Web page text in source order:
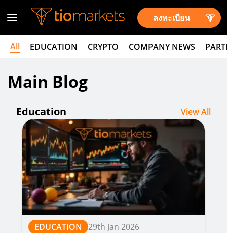
ลงทะเบียน
All EDUCATION CRYPTO COMPANY NEWS
Main Blog
Education View All
EDUCATION 29th Jan 2026